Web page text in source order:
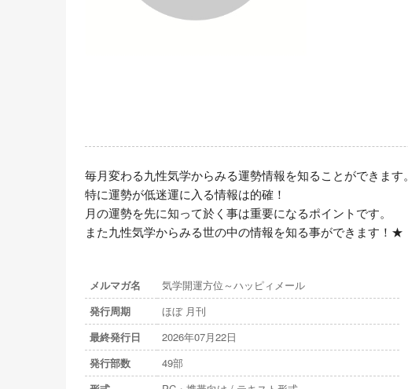
毎月変わる九性気学からみる運勢情報を知ることができます。
特に運勢が低迷運に入る情報は的確！
月の運勢を先に知って於く事は重要になるポイントです。
また九性気学からみる世の中の情報を知る事ができます！★
メルマガ名
気学開運方位～ハッピィメール
発行周期
ほぼ 月刊
最終発行日
2026年07月22日
発行部数
49部